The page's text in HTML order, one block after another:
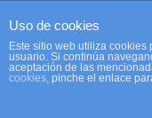
Uso de cookies
Este sitio web utiliza
usuario. Si continúa
aceptación de las
cookies, pinche el enlace